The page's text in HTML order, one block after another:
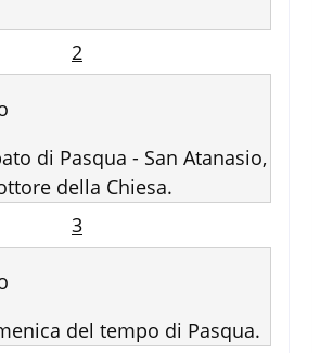
2
di Pasqua - San Atanasio,
della Chiesa.
3
del tempo di Pasqua.